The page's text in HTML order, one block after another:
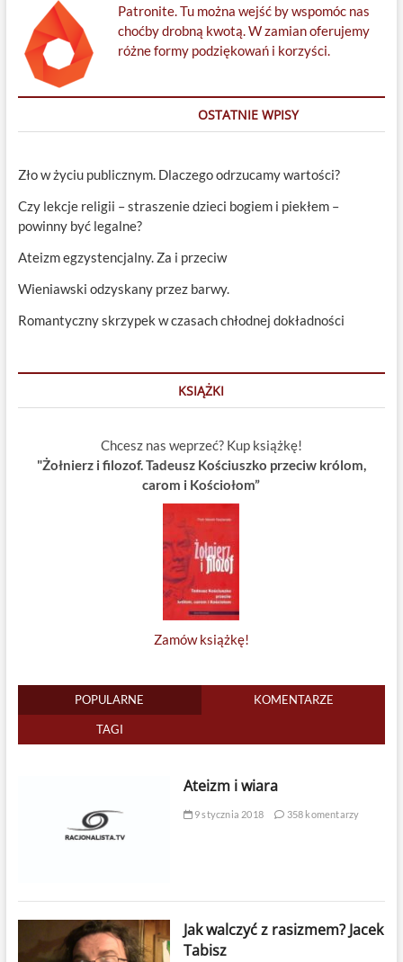
Patronite. Tu można wejść by wspomóc nas
choćby drobną kwotą. W zamian oferujemy
różne formy podziękowań i korzyści.
OSTATNIE WPISY
Zło w życiu publicznym. Dlaczego odrzucamy wartości?
Czy lekcje religii – straszenie dzieci bogiem i piekłem –
powinny być legalne?
Ateizm egzystencjalny. Za i przeciw
Wieniawski odzyskany przez barwy.
Romantyczny skrzypek w czasach chłodnej dokładności
KSIĄŻKI
Chcesz nas weprzeć? Kup książkę!
"Żołnierz i filozof. Tadeusz Kościuszko przeciw królom,
carom i Kościołom”
Zamów książkę!
POPULARNE KOMENTARZE
TAGI
Ateizm i wiara
9 stycznia 2018 358 komentarzy
Jak walczyć z rasizmem? Jacek
Tabisz